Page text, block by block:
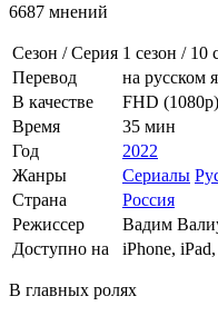
6687 мнений
Сезон / Серия 1 сезон / 10
Перевод
на русском
В качестве
FHD (1080p)
Время
35 мин
Год
2022
Жанры
Сериалы
Страна
Россия
Режиссер
Вадим
Доступно на
iPhone,
В главных ролях